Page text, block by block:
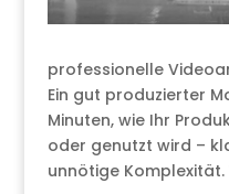
professionelle
Ein gut produzierter
Minuten, wie Ihr
oder genutzt wird –
unnötige Komplexität.